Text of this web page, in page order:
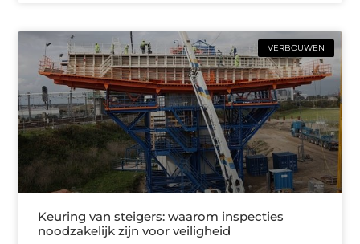
VERBOUWEN
Keuring van steigers: waarom inspecties
noodzakelijk zijn voor veiligheid